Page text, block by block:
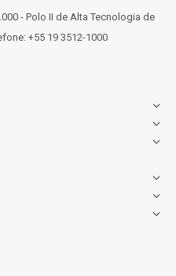
- Polo II de Alta Tecnologia de
+55 19 3512-1000